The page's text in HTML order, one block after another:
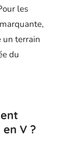
les
un terrain
du
V ?